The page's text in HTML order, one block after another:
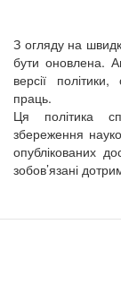
З огляду на
бути оновлена.
версії
праць.
Ця політика
збереження
опублікованих
зобов’язані